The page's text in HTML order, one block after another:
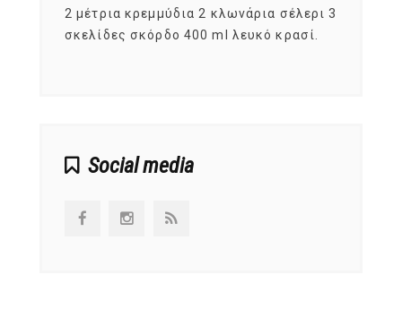
2 μέτρια κρεμμύδια 2 κλωνάρια σέλερι 3
σκελίδες σκόρδο 400 ml λευκό κρασί.
Social media